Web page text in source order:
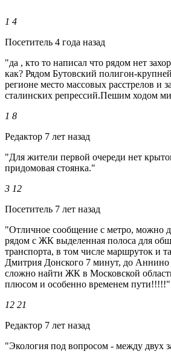
1 4
Посетитель 4 года назад
"да , кто то написал что рядом нет
как? Рядом Бутовский полигон-
регионе место массовых расстрелов и
сталинских репрессий.Пешим ходом
1 8
Редактор 7 лет назад
"Для жители первой очереди нет
придомовая стоянка."
3 12
Посетитель 7 лет назад
"Отличное сообщение с метро, можно
рядом с ЖК выделенная полоса для
транспорта, в том числе маршруток и
Дмитрия Донского 7 минут, до Аннино
сложно найти ЖК в Московской
плюсом и особенно временем пути!!!!!"
12 21
Редактор 7 лет назад
"Экология под вопросом - между двух